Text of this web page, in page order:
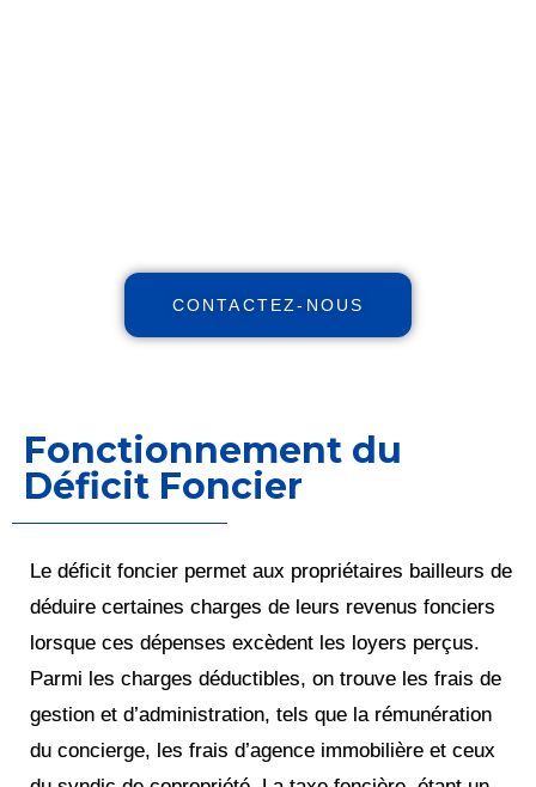
CONTACTEZ-NOUS
Fonctionnement du
Déficit Foncier
Le déficit foncier permet aux propriétaires bailleurs de
déduire certaines charges de leurs revenus fonciers
lorsque ces dépenses excèdent les loyers perçus.
Parmi les charges déductibles, on trouve les frais de
gestion et d’administration, tels que la rémunération
du concierge, les frais d’agence immobilière et ceux